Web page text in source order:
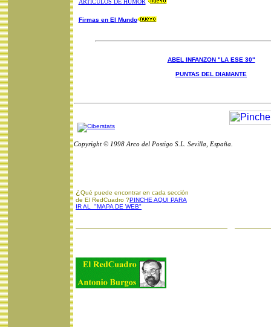
ARTÍCULOS DE HUMOR
Firmas en El Mundo
ABEL INFANZON "LA ESE 30"
PUNTAS DEL DIAMANTE
Copyright © 1998 Arco del Postigo S.L. Sevilla, España.
¿ Qué puede encontrar en cada sección
de El RedCuadro ?PINCHE AQUI PARA
IR AL "MAPA DE WEB"